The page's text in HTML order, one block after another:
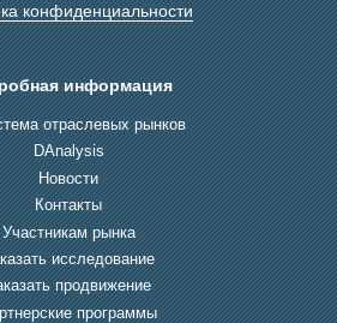
конфиденциальности
информация
отраслевых рынков
DAnalysis
Новости
Контакты
Участникам рынка
исследование
продвижение
программы